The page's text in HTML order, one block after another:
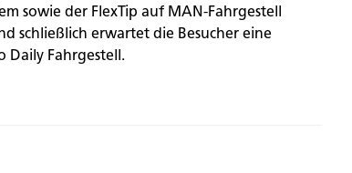
sowie der FlexTip auf MAN-Fahrgestell
schließlich erwartet die Besucher eine
Daily Fahrgestell.